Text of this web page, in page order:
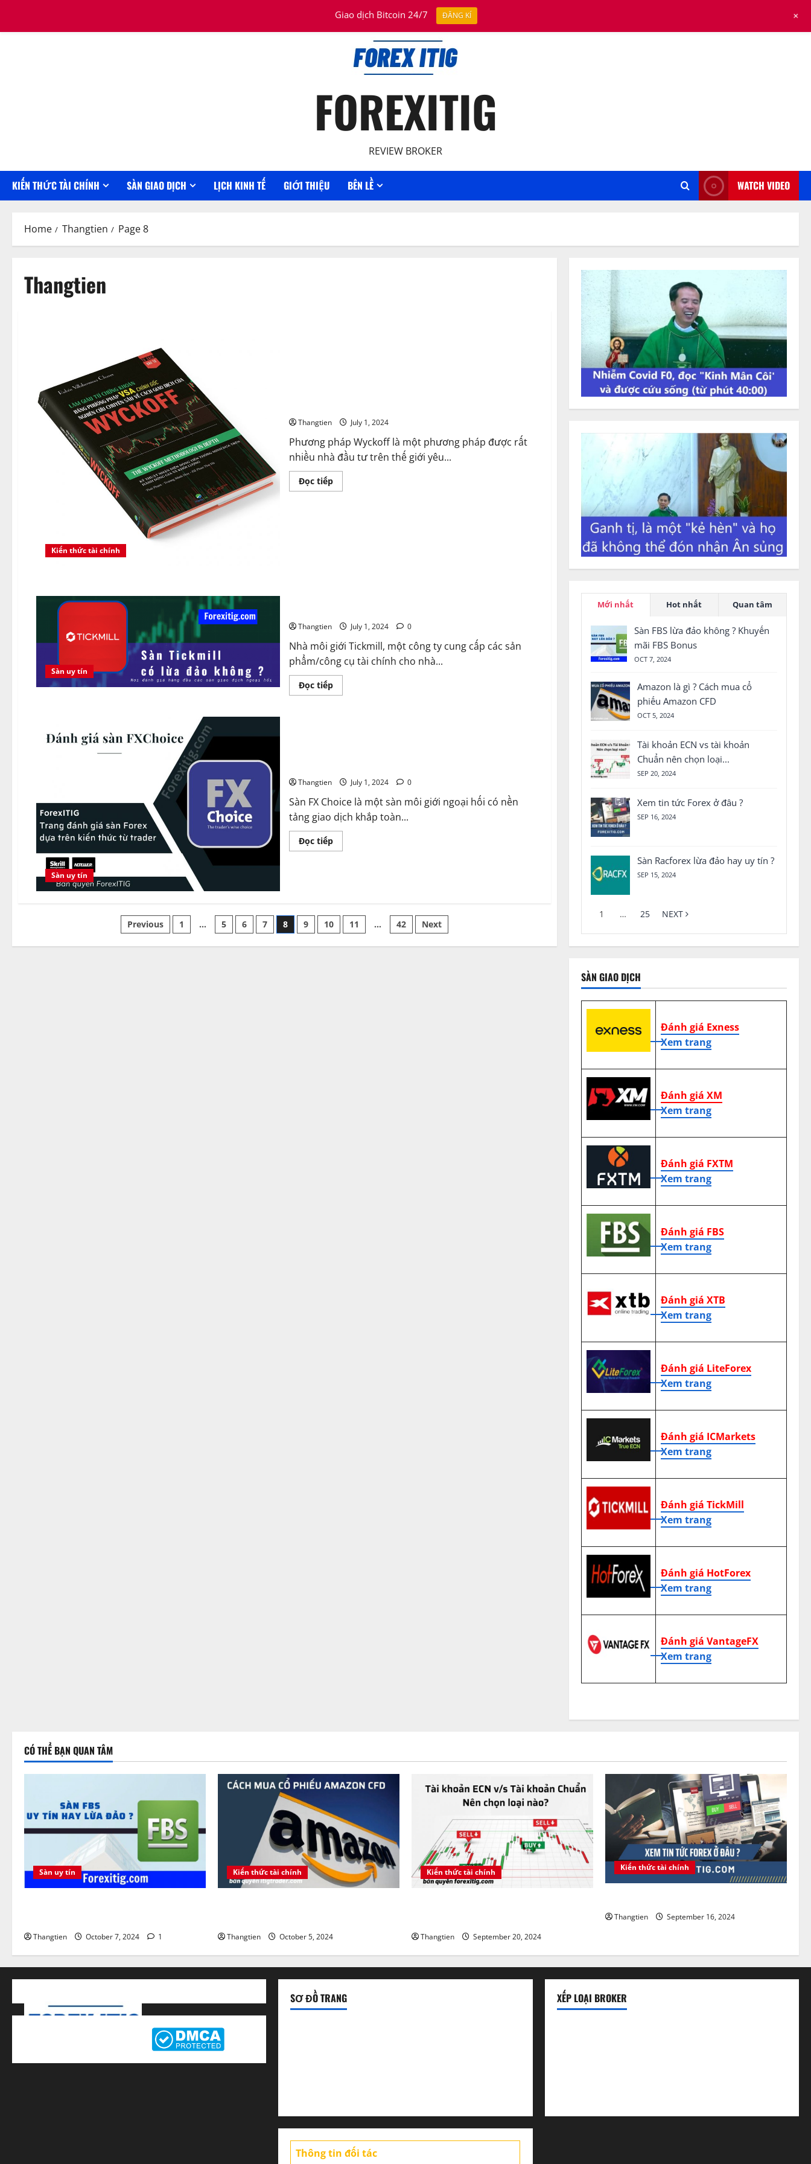
FOREXITIG
REVIEW BROKER
KIẾN THỨC TÀI CHÍNH SÀN GIAO DỊCH LỊCH KINH TẾ GIỚI THIỆU BÊN LỀ WATCH VIDEO
Home Thangtien Page 8
Thangtien
Kiến thức tài chính
Thangtien July 1, 2024
Phương pháp Wyckoff là một phương pháp được rất
nhiều nhà đầu tư trên thế giới yêu...
Đọc tiếpRead
more
Sàn uy tín
Thangtien July 1, 2024 0
Nhà môi giới Tickmill, một công ty cung cấp các sản
phẩm/công cụ tài chính cho nhà...
Đọc tiếpRead
more
đáng
để
tư
không
?
Sàn uy tín
Thangtien July 1, 2024 0
Sàn FX Choice là một sàn môi giới ngoại hối có nền
tảng giao dịch khắp toàn...
Đọc tiếpRead
more
giá
ngay
Posts
pagination
Previous 1 … 5 6 7 8 9 10 11 … 42 Next
Mới nhất Hot nhất Quan tâm
Sàn FBS lừa đảo không ? Khuyến
mãi FBS Bonus
OCT 7, 2024
Amazon là gì ? Cách mua cổ
phiếu Amazon CFD
OCT 5, 2024
Tài khoản ECN vs tài khoản
Chuẩn nên chọn loại...
SEP 20, 2024
Xem tin tức Forex ở đâu ?
SEP 16, 2024
Sàn Racforex lừa đảo hay uy tín ?
SEP 15, 2024
1 … 25 NEXT
SÀN GIAO DỊCH
Đánh giá Exness
Xem trang
Đánh giá XM
Xem trang
Đánh giá FXTM
Xem trang
Đánh giá FBS
Xem trang
Đánh giá XTB
Xem trang
Đánh giá LiteForex
Xem trang
Đánh giá ICMarkets
Xem trang
Đánh giá TickMill
Xem trang
Đánh giá HotForex
Xem trang
Đánh giá VantageFX
Xem trang
CÓ THỂ BẠN QUAN TÂM
Sàn uy tín
Thangtien October 7, 2024 1
Kiến thức tài chính
Thangtien October 5, 2024
Kiến thức tài chính
Thangtien September 20, 2024
Kiến thức tài chính
Thangtien September 16, 2024
SƠ ĐỒ TRANG
Thông tin đối tác
XẾP LOẠI BROKER
Giao dịch Bitcoin 24/7 ĐĂNG KÍ +